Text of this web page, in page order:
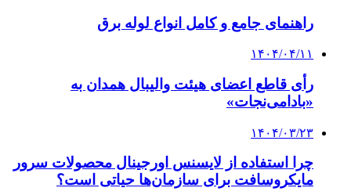
راهنمای جامع و کامل انواع لوله برق
۱۴۰۴/۰۴/۱۱
رأی قاطع اعضای هیئت والیبال همدان به
«بادامی‌نجات»
۱۴۰۴/۰۳/۲۳
چرا استفاده از لایسنس اورجینال محصولات سرور
مایکروسافت برای سازمان‌ها حیاتی است؟